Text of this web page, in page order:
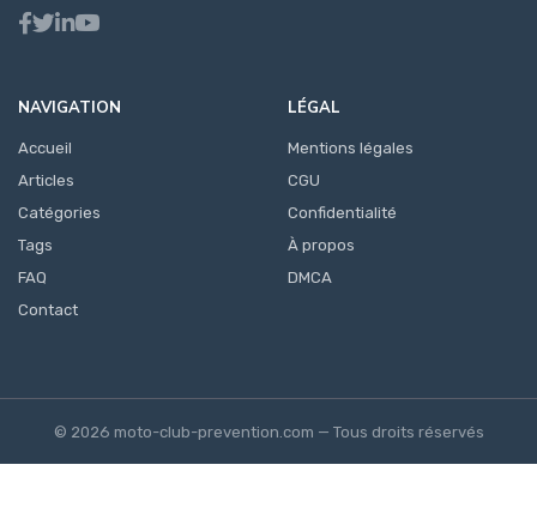
NAVIGATION
Accueil
Articles
Catégories
Tags
FAQ
Contact
LÉGAL
Mentions légales
CGU
Confidentialité
À propos
DMCA
© 2026 moto-club-prevention.com — Tous droits réservés